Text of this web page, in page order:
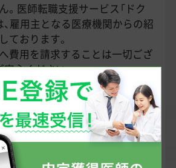
。医師転職支援サービス「ドク
、雇用主となる医療機関からの紹
ております。
費用を請求することは一切ござ
安心ください。
らい前から始めれば良いのでし
職活動期間は3～6か月程度と言
内定までの時間は状況やタイミ